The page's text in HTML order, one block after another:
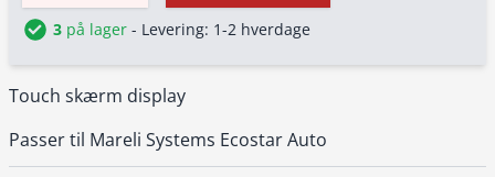
Touch skærm display
Passer til Mareli Systems Ecostar Auto
3 på lager - Levering: 1-2 hverdage